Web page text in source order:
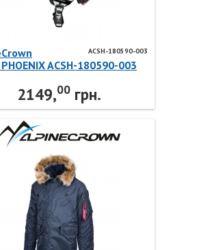
ACSH-180590-003
ACSH-180590-003
2149,00грн.